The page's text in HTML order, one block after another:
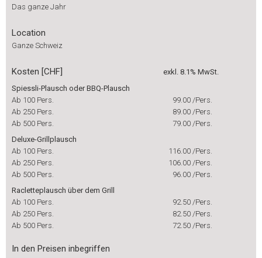
Das ganze Jahr
Location
Ganze Schweiz
Kosten [CHF]
exkl. 8.1% MwSt.
Spiessli-Plausch oder BBQ-Plausch
Ab 100 Pers.
99.00 /Pers.
Ab 250 Pers.
89.00 /Pers.
Ab 500 Pers.
79.00 /Pers.
Deluxe-Grillplausch
Ab 100 Pers.
116.00 /Pers.
Ab 250 Pers.
106.00 /Pers.
Ab 500 Pers.
96.00 /Pers.
Racletteplausch über dem Grill
Ab 100 Pers.
92.50 /Pers.
Ab 250 Pers.
82.50 /Pers.
Ab 500 Pers.
72.50 /Pers.
In den Preisen inbegriffen